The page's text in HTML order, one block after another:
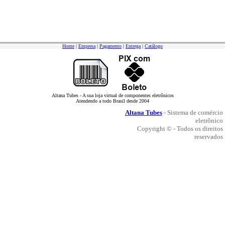
Home | Empresa | Pagamento | Entrega | Catálogo
Altana Tubes - A sua loja virtual de componentes eletrônicos
Atendendo a todo Brasil desde 2004
Altana Tubes- Sistema de comércio
eletrônico
Copyright © - Todos os direitos
reservados